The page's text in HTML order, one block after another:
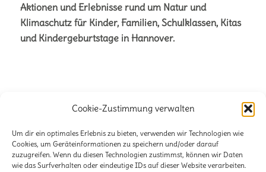
Cookie-Zustimmung verwalten
Um dir ein optimales Erlebnis zu bieten, verwenden wir Technologien wie
Cookies, um Geräteinformationen zu speichern und/oder darauf
zuzugreifen. Wenn du diesen Technologien zustimmst, können wir Daten
wie das Surfverhalten oder eindeutige IDs auf dieser Website verarbeiten.
Aktionen und Erlebnisse rund um Natur und
Klimaschutz für Kinder, Familien, Schulklassen, Kitas
und Kindergeburtstage in Hannover.
Verena + Volker Stahnke GbR
Stöckener Str. 125